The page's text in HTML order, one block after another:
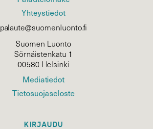
Yhteystiedot
palaute@suomenluonto.fi
Suomen Luonto
Sörnäistenkatu 1
00580 Helsinki
Mediatiedot
Tietosuojaseloste
KIRJAUDU